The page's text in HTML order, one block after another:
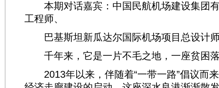
本期对话嘉宾：中国民航机场建设集团
工程师、
巴基斯坦新瓜达尔国际机场项目总设计
千年来，它是一片不毛之地，一座贫困
2013年以来，伴随着“一带一路”倡议而